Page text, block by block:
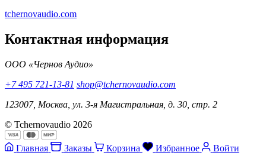
tchernovaudio.com
Контактная информация
ООО «Чернов Аудио»
+7 495 721-13-81 shop@tchernovaudio.com
123007, Москва, ул. 3-я Магистральная, д. 30, стр. 2
© Tchernovaudio 2026
Главная Заказы Корзина Избранное Войти